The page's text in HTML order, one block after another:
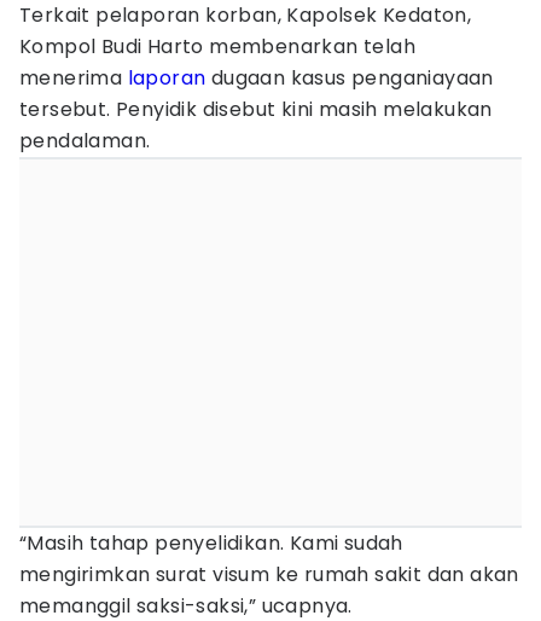
Terkait pelaporan korban, Kapolsek Kedaton,
Kompol Budi Harto membenarkan telah
menerima laporan dugaan kasus penganiayaan
tersebut. Penyidik disebut kini masih melakukan
pendalaman.
“Masih tahap penyelidikan. Kami sudah
mengirimkan surat visum ke rumah sakit dan akan
memanggil saksi-saksi,” ucapnya.